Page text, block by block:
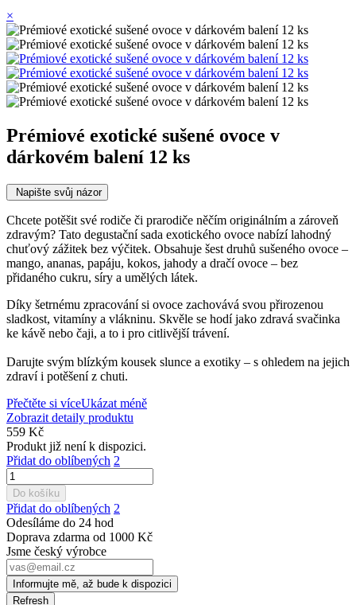
×
Prémiové exotické sušené ovoce v
dárkovém balení 12 ks
Napište svůj názor
Chcete potěšit své rodiče či prarodiče něčím originálním a zároveň
zdravým? Tato degustační sada exotického ovoce nabízí lahodný
chuťový zážitek bez výčitek. Obsahuje šest druhů sušeného ovoce –
mango, ananas, papáju, kokos, jahody a dračí ovoce – bez
přidaného cukru, síry a umělých látek.
Díky šetrnému zpracování si ovoce zachovává svou přirozenou
sladkost, vitamíny a vlákninu. Skvěle se hodí jako zdravá svačinka
ke kávě nebo čaji, a to i pro citlivější trávení.
Darujte svým blízkým kousek slunce a exotiky – s ohledem na jejich
zdraví i potěšení z chuti.
Přečtěte si víceUkázat méně
Zobrazit detaily produktu
559 Kč
Produkt již není k dispozici.
Přidat do oblíbených 2
Do košíku
Přidat do oblíbených 2
Odesíláme do 24 hod
Doprava zdarma od 1000 Kč
Jsme český výrobce
Informujte mě, až bude k dispozici